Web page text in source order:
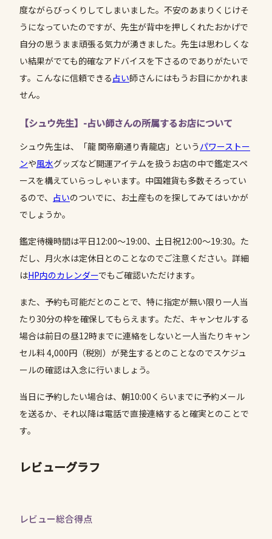
度ながらびっくりしてしまいました。不安のあまりくじけそ
うになっていたのですが、先生が背中を押しくれたおかげで
自分の思うまま頑張る気力が湧きました。先生は思わしくな
い結果がでても的確なアドバイスを下さるのでありがたいで
す。こんなに信頼できる占い師さんにはもうお目にかかれま
せん。
【シュウ先生】-占い師さんの所属するお店について
シュウ先生は、「龍 関帝廟通り青龍店」というパワーストー
ンや風水グッズなど開運アイテムを扱うお店の中で鑑定スペ
ースを構えていらっしゃいます。中国雑貨も多数そろってい
るので、 占いのついでに、お土産ものを探してみてはいかが
でしょうか。
鑑定待機時間は平日12:00～19:00、土日祝12:00～19:30。た
だし、月火水は定休日とのことなのでご注意ください。詳細
はHP内のカレンダーでもご確認いただけます。
また、予約も可能だとのことで、特に指定が無い限り一人当
たり30分の枠を確保してもらえます。ただ、キャンセルする
場合は前日の昼12時までに連絡をしないと一人当たりキャン
セル料 4,000円（税別）が発生するとのことなのでスケジュ
ールの確認は入念に行いましょう。
当日に予約したい場合は、朝10:00くらいまでに予約メール
を送るか、それ以降は電話で直接連絡すると確実とのことで
す。
レビューグラフ
レビュー総合得点